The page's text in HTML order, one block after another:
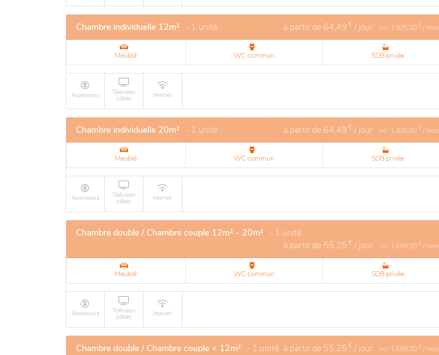
Chambre individuelle 12m² - 1 unité à partir de 64,49 € / jour (+/- 1.935,00 € /
Meublé WC commun SDB privée
Ascenceurs
Télévision
(câble)
Internet
Chambre individuelle 20m² - 1 unité à partir de 64,49 € / jour (+/- 1.935,00 € /
Meublé WC commun SDB privée
Ascenceurs
Télévision
(câble)
Internet
Chambre double / Chambre couple 12m² - 20m² - 1 unité
à partir de 55,25 € / jour (+/- 1.658,00 € /
Meublé WC commun SDB privée
Ascenceurs
Télévision
(câble)
Internet
Chambre double / Chambre couple < 12m² - 1 unité à partir de 55,25 € / jour (+/- 1.658,00 € /